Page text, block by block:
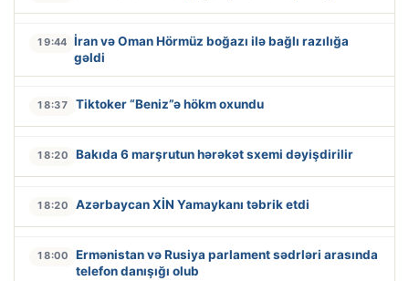
19:44 İran və Oman Hörmüz boğazı ilə bağlı razılığa
gəldi
18:37 Tiktoker “Beniz”ə hökm oxundu
18:20 Bakıda 6 marşrutun hərəkət sxemi dəyişdirilir
18:20 Azərbaycan XİN Yamaykanı təbrik etdi
18:00
Ermənistan və Rusiya parlament sədrləri arasında
telefon danışığı olub